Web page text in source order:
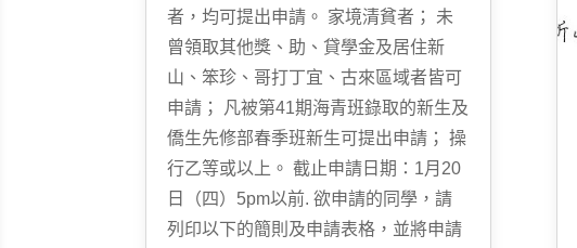
者，均可提出申請。 家境清貧者； 未
曾領取其他獎、助、貸學金及居住新
山、笨珍、哥打丁宜、古來區域者皆可
申請； 凡被第41期海青班錄取的新生及
僑生先修部春季班新生可提出申請； 操
行乙等或以上。 截止申請日期：1月20
日（四）5pm以前. 欲申請的同學，請
列印以下的簡則及申請表格，並將申請